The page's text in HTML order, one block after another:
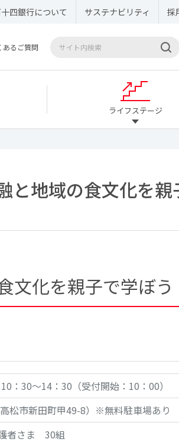
四銀行について サステナビリティ 採
あるご質問
ライフステージ
と地域の食文化を
文化を親子で学ぼ
：30～14：30 （受付開始：10：00）
松市新田町甲49-8） ※無料駐車場あり
者さま 30組